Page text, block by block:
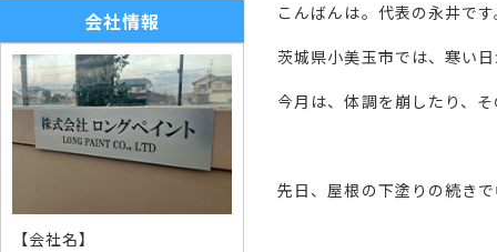
こんばんは。代表の永井で
茨城県小美玉市では、寒い
今月は、体調を崩したり、
先日、屋根の下塗りの続き
会社情報
【会社名】